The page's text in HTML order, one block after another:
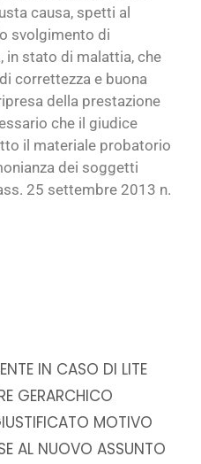
causa, spetti al
svolgimento di
in stato di malattia, che
correttezza e buona
della prestazione
che il giudice
il materiale probatorio
dei soggetti
25 settembre 2013 n.
IN CASO DI LITE
GERARCHICO
MOTIVO
AL NUOVO ASSUNTO